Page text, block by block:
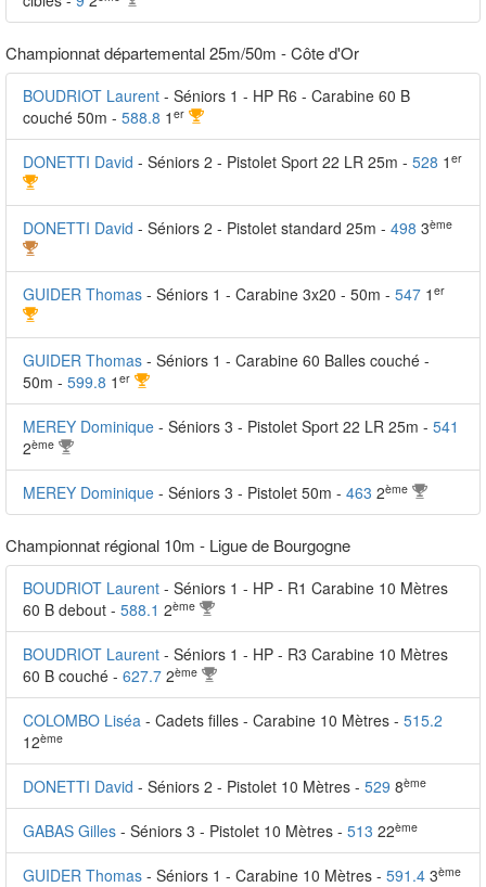
Championnat départemental 25m/50m - Côte d'Or
BOUDRIOT Laurent - Séniors 1 - HP R6 - Carabine 60 B
couché 50m - 588.8 1 er
DONETTI David - Séniors 2 - Pistolet Sport 22 LR 25m - 528 1 er
DONETTI David - Séniors 2 - Pistolet standard 25m - 498 3ème
GUIDER Thomas - Séniors 1 - Carabine 3x20 - 50m - 547 1 er
GUIDER Thomas - Séniors 1 - Carabine 60 Balles couché -
50m - 599.8 1 er
MEREY Dominique - Séniors 3 - Pistolet Sport 22 LR 25m - 541
2ème
MEREY Dominique - Séniors 3 - Pistolet 50m - 463 2ème
Championnat régional 10m - Ligue de Bourgogne
BOUDRIOT Laurent - Séniors 1 - HP - R1 Carabine 10 Mètres
60 B debout - 588.1 2ème
BOUDRIOT Laurent - Séniors 1 - HP - R3 Carabine 10 Mètres
60 B couché - 627.7 2ème
COLOMBO Liséa - Cadets filles - Carabine 10 Mètres - 515.2
12ème
DONETTI David - Séniors 2 - Pistolet 10 Mètres - 529 8ème
GABAS Gilles - Séniors 3 - Pistolet 10 Mètres - 513 22ème
GUIDER Thomas - Séniors 1 - Carabine 10 Mètres - 591.4 3ème